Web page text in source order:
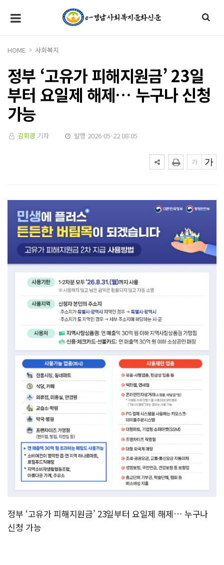
HOME 사회복지
정부 ‘고유가 피해지원금’ 23일
부터 요일제 해제… 누구나 신청
가능
김휘경 기자 발행 2026-05-22 08:05
정부 ‘고유가 피해지원금’ 23일부터 요일제 해제… 누구나
신청 가능